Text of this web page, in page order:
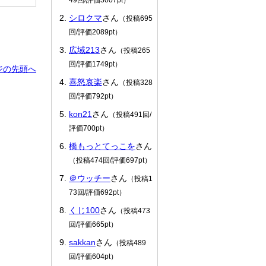
の先頭へ
シロクマさん （投稿695
回/評価2089pt）
広域213さん （投稿265
回/評価1749pt）
喜怒哀楽さん （投稿328
回/評価792pt）
kon21 さん （投稿491回/
評価700pt）
橋もっとてっこをさん
（投稿474回/評価697pt）
＠ウッチーさん （投稿1
73回/評価692pt）
くじ100さん （投稿473
回/評価665pt）
sakkanさん （投稿489
回/評価604pt）